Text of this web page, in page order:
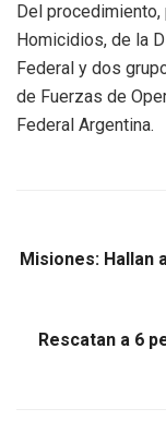
Del
Homicidios, de la
Federal y dos
de Fuerzas de
Federal Argentina.
Misiones: Hallan
Rescatan a 6